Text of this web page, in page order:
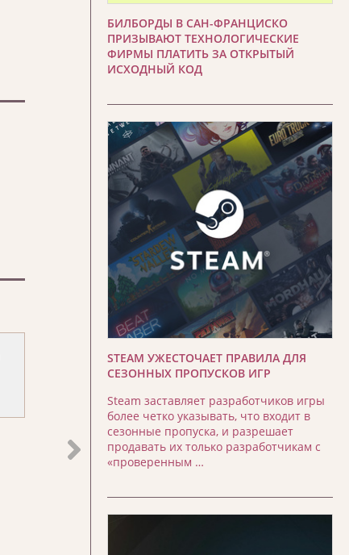
БИЛБОРДЫ В САН-ФРАНЦИСКО
ПРИЗЫВАЮТ ТЕХНОЛОГИЧЕСКИЕ
ФИРМЫ ПЛАТИТЬ ЗА ОТКРЫТЫЙ
ИСХОДНЫЙ КОД
STEAM УЖЕСТОЧАЕТ ПРАВИЛА ДЛЯ
СЕЗОННЫХ ПРОПУСКОВ ИГР
Steam заставляет разработчиков игры
более четко указывать, что входит в
сезонные пропуска, и разрешает
продавать их только разработчикам с
«проверенным …